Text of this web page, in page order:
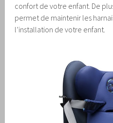
confort de votre enfant. De
permet de maintenir les
l’installation de votre enfant.